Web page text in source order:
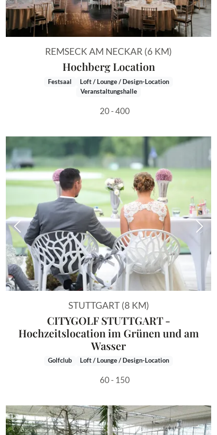
REMSECK AM NECKAR (6 KM)
Hochberg Location
Festsaal
Loft / Lounge / Design-Location
Veranstaltungshalle
20 - 400
Vorheriges Bild
STUTTGART (8 KM)
CITYGOLF STUTTGART -
Hochzeitslocation im Grünen und am
Wasser
Golfclub Loft / Lounge / Design-Location
60 - 150